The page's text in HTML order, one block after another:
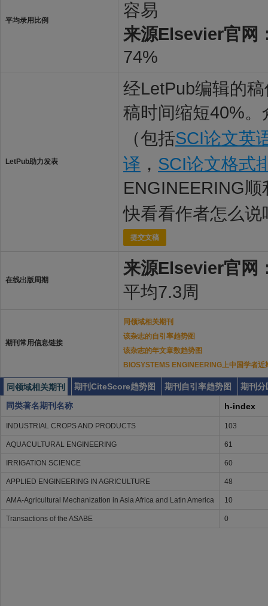
平均录用比例
容易
来源Elsevier官网
74%
LetPub助力发表
经LetPub编辑的
稿时间缩短40%
（包括SCI论文英
译 ， SCI论文格式
ENGINEERING顺
快看看作者怎么说
提交文稿
在线出版周期
来源Elsevier官网
平均7.3周
期刊常用信息链接
同领域相关期刊
该杂志的自引率趋势图
该杂志的年文章数趋势图
BIOSYSTEMS ENGINEERING上中国学者近
同领域相关期刊 期刊CiteScore趋势图 期刊自引率趋势图
期刊分
同类著名期刊名称
h-index
INDUSTRIAL CROPS AND PRODUCTS 103
AQUACULTURAL ENGINEERING 61
IRRIGATION SCIENCE 60
APPLIED ENGINEERING IN AGRICULTURE 48
AMA-Agricultural Mechanization in Asia Africa and Latin America 10
Transactions of the ASABE 0